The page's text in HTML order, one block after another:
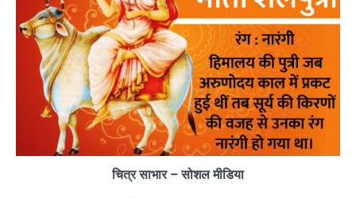
चित्र साभार – सोशल मीडिया